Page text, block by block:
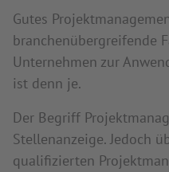
Gutes
branchenübergreifende
Unternehmen zur
ist denn je.
Der Begriff
Stellenanzeige. Jedoch
qualifizierten